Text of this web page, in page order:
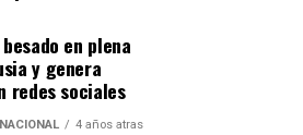
continúan circulando por
a beneficios de Tomás Ross.
en plena
y genera
redes sociales
4 años atras